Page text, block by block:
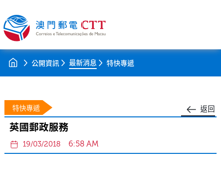
公開資訊 最新消息 特快專遞
返回
特快專遞
英國郵政服務
19/03/2018 6:58 AM